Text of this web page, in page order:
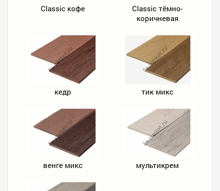
Classic кофе
Classic тёмно-
коричневая
кедр тик микс
венге микс мультикрем